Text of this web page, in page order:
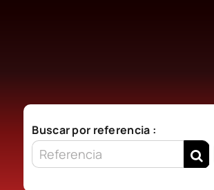
Buscar por referencia :